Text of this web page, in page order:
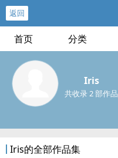
返回
首页 分类
Iris
共收录 2 部作品
Iris的全部作品集